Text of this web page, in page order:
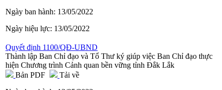
Ngày ban hành: 13/05/2022
Ngày hiệu lực: 13/05/2022
Quyết định 1100/QĐ-UBND
Thành lập Ban Chỉ đạo và Tổ Thư ký giúp việc Ban Chỉ đạo thực
hiện Chương trình Cảnh quan bền vững tỉnh Đắk Lắk
Bản PDF
Tải về